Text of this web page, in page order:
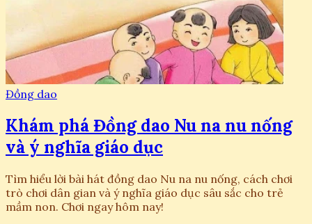
Đồng dao
Khám phá Đồng dao Nu na nu nống
và ý nghĩa giáo dục
Tìm hiểu lời bài hát đồng dao Nu na nu nống, cách chơi
trò chơi dân gian và ý nghĩa giáo dục sâu sắc cho trẻ
mầm non. Chơi ngay hôm nay!